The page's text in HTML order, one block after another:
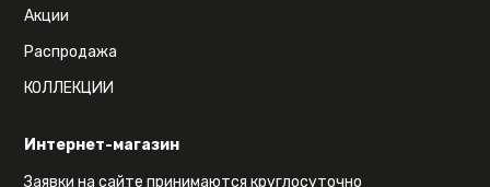
Интернет-магазин
Заявки на сайте принимаются круглосуточно
Акции
Распродажа
КОЛЛЕКЦИИ